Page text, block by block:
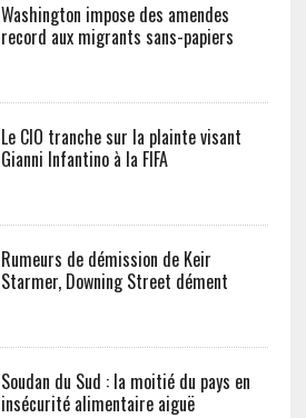
Washington impose des amendes
record aux migrants sans-papiers
Le CIO tranche sur la plainte visant
Gianni Infantino à la FIFA
Rumeurs de démission de Keir
Starmer, Downing Street dément
Soudan du Sud : la moitié du pays en
insécurité alimentaire aiguë